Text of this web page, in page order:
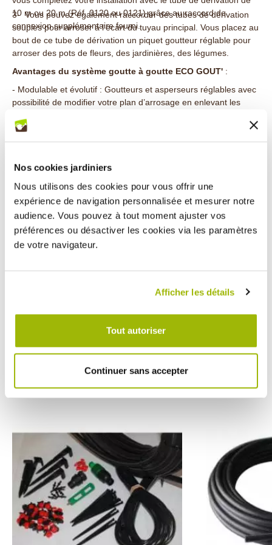
Nos cookies jardiniers
Nous utilisons des cookies pour vous offrir une
expérience de navigation personnalisée et mesurer notre
audience. Vous pouvez à tout moment ajuster vos
préférences ou désactiver les cookies via les paramètres
de votre navigateur.
Afficher les détails
Tout autoriser
Continuer sans accepter
10 m ou 20 m (Réf. 0120 ou 0121) grâce au raccord de
connexion supplémentaire fourni.
3- Vous pouvez également raccorder des tubes de dérivation
souples pour arroser à l'écart du tuyau principal. Vous placez au
bout de ce tube de dérivation un piquet goutteur réglable pour
arroser des pots de fleurs, des jardinières, des légumes.
Avantages du système goutte à goutte ECO GOUT' :
- Modulable et évolutif : Goutteurs et asperseurs réglables avec
possibilité de modifier votre plan d’arrosage en enlevant les
- Economique : ce sont des tous petits débits et une eau utilisée
- Précis : L'eau est déposée délicatement et en quantité minime,
débit réglable, ECO GOUT' permet de s'adapter au besoin
journalier de chaque plante.
- Sélectif : Seule la plante est arrosée, pas les mauvaises
herbes. En plus vous ne mouillez pas les feuilles ce qui évite les
maladies.
(Réf. 1428 : Programmateur à électrovanne).
Vous pourriezavoir besoin
de